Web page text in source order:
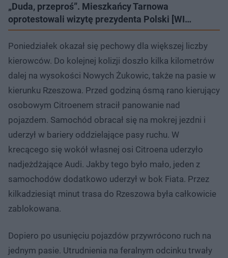
„Duda, przeproś”. Mieszkańcy Tarnowa
oprotestowali wizytę prezydenta Polski [WI…
Poniedziałek okazał się pechowy dla większej liczby
kierowców. Do kolejnej kolizji doszło kilka kilometrów
dalej na wysokości Nowych Żukowic, także na pasie w
kierunku Rzeszowa. Przed godziną ósmą rano kierujący
osobowym Citroenem stracił panowanie nad
pojazdem. Samochód obracał się na mokrej jezdni i
uderzył w bariery oddzielające pasy ruchu. W
krecącego się wokół własnej osi Citroena uderzyło
nadjeżdżające Audi. Jakby tego było mało, jeden z
samochodów dodatkowo uderzył w bok Fiata. Przez
kilkadziesiąt minut trasa do Rzeszowa była całkowicie
zablokowana.
Dopiero po usunięciu pojazdów przywrócono ruch na
jednym pasie. Utrudnienia na feralnym odcinku trwały